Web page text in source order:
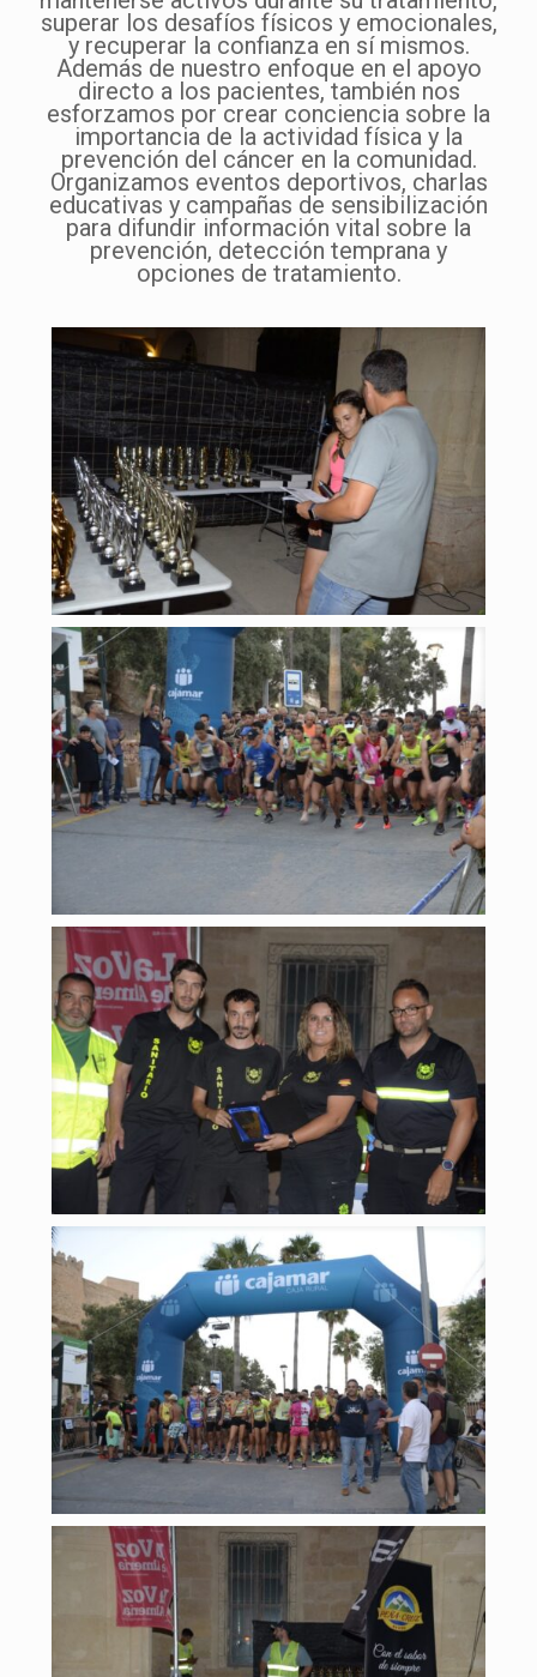
superar los desafíos físicos y emocionales,
y recuperar la confianza en sí mismos.
Además de nuestro enfoque en el apoyo
directo a los pacientes, también nos
esforzamos por crear conciencia sobre la
importancia de la actividad física y la
prevención del cáncer en la comunidad.
Organizamos eventos deportivos, charlas
educativas y campañas de sensibilización
para difundir información vital sobre la
prevención, detección temprana y
opciones de tratamiento.